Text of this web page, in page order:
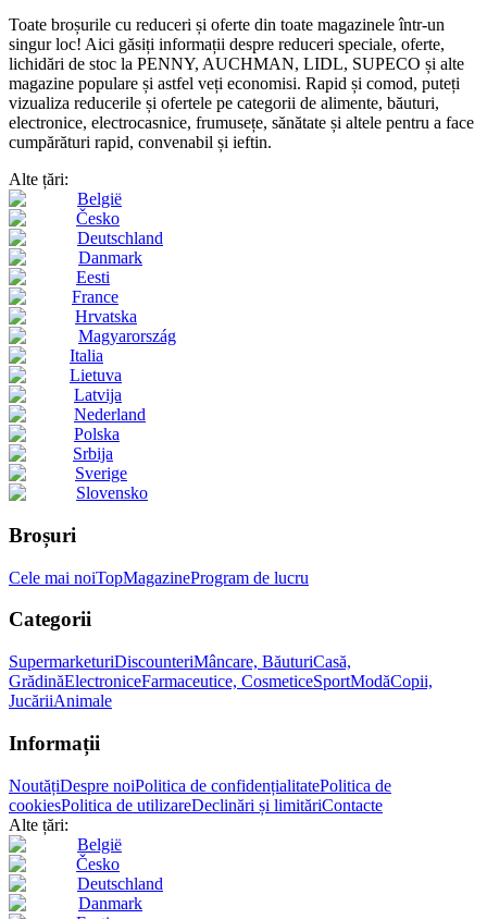
Toate broșurile cu reduceri și oferte din toate magazinele într-un
singur loc! Aici găsiți informații despre reduceri speciale, oferte,
lichidări de stoc la PENNY, AUCHMAN, LIDL, SUPECO și alte
magazine populare și astfel veți economisi. Rapid și comod, puteți
vizualiza reducerile și ofertele pe categorii de alimente, băuturi,
electronice, electrocasnice, frumusețe, sănătate și altele pentru a face
cumpărături rapid, convenabil și ieftin.
Alte țări:
België
Česko
Deutschland
Danmark
Eesti
France
Hrvatska
Magyarország
Italia
Lietuva
Latvija
Nederland
Polska
Srbija
Sverige
Slovensko
Broșuri
Cele mai noiTopMagazineProgram de lucru
Categorii
SupermarketuriDiscounteriMâncare, BăuturiCasă,
GrădinăElectroniceFarmaceutice, CosmeticeSportModăCopii,
JucăriiAnimale
Informații
NoutățiDespre noiPolitica de confidențialitatePolitica de
cookiesPolitica de utilizareDeclinări și limităriContacte
Alte țări:
België
Česko
Deutschland
Danmark